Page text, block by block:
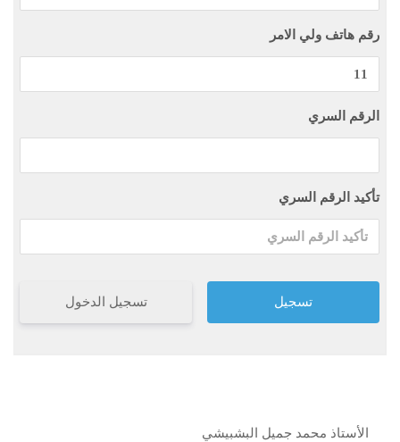
رقم هاتف ولي الامر
الرقم السري
تأكيد الرقم السري
تسجيل الدخول
الأستاذ محمد جميل البشبيشي